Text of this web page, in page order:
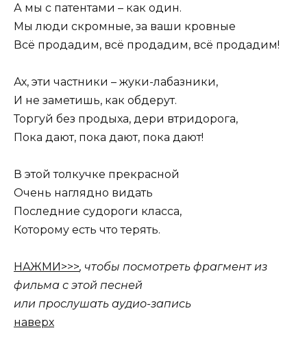
А мы с патентами – как один.
Мы люди скромные, за ваши кровные
Всё продадим, всё продадим, всё продадим!
Ах, эти частники – жуки-лабазники,
И не заметишь, как обдерут.
Торгуй без продыха, дери втридорога,
Пока дают, пока дают, пока дают!
В этой толкучке прекрасной
Очень наглядно видать
Последние судороги класса,
Которому есть что терять.
НАЖМИ>>>, чтобы посмотреть фрагмент из
фильма с этой песней
или прослушать аудио-запись
наверх